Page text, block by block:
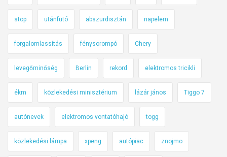
stop utánfutó abszurdisztán napelem
forgalomlassítás fénysorompó Chery
levegőminőség Berlin rekord elektromos tricikli
ékm közlekedési minisztérium lázár jános Tiggo 7
autónevek elektromos vontatóhajó togg
közlekedési lámpa xpeng autópiac znojmo